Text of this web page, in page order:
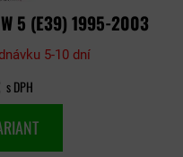
5 (E39) 1995-2003
5-10 dní
s DPH